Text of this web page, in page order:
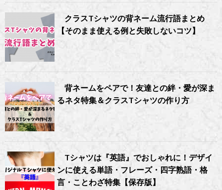
クラスTシャツの背ネーム流行語まとめ
【そのまま使える例と失敗しないコツ】
背ネームをペアで！友達との絆・愛が深ま
るネタ特集＆クラスTシャツの作り方
Tシャツは『英語』でおしゃれに！デザイ
ンに使える単語・フレーズ・四字熟語・格
言・ことわざ特集【保存版】